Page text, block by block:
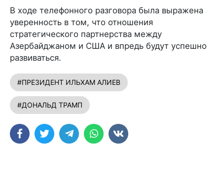
В ходе телефонного разговора была выражена
уверенность в том, что отношения
стратегического партнерства между
Азербайджаном и США и впредь будут успешно
развиваться.
#ПРЕЗИДЕНТ ИЛЬХАМ АЛИЕВ
#ДОНАЛЬД ТРАМП